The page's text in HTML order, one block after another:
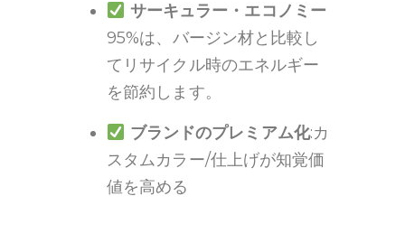
サーキュラー・エコノミー
95%は、バージン材と比較し
てリサイクル時のエネルギー
を節約します。
ブランドのプレミアム化:カ
スタムカラー/仕上げが知覚価
値を高める